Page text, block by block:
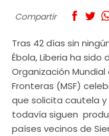
Compartir
Tras 42 días sin
Ébola, Liberia ha sido
Organización Mundial
Fronteras (MSF)
que solicita cautela
todavía siguen
países vecinos de